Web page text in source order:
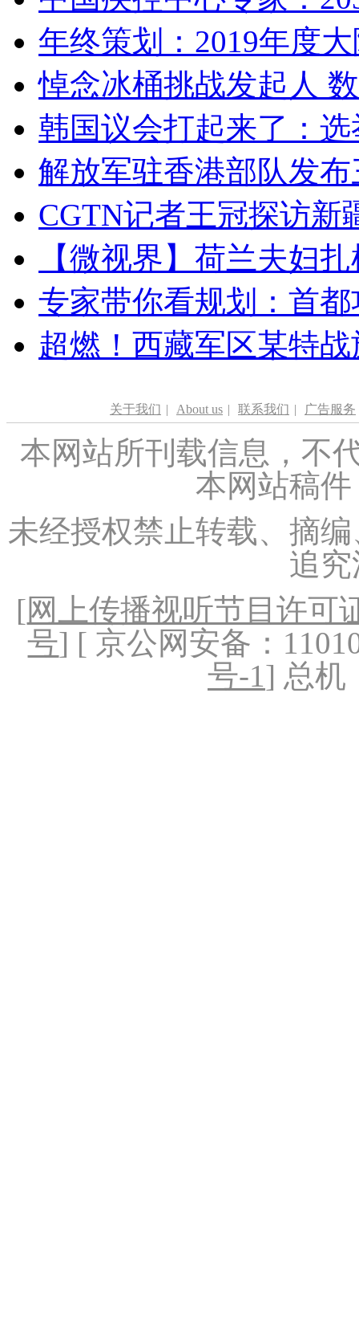
年终策划：2019年度
悼念冰桶挑战发起人
韩国议会打起来了：
解放军驻香港部队发
CGTN记者王冠探访新
【微视界】荷兰夫妇
专家带你看规划：首
超燃！西藏军区某特
关于我们 | About us | 联系我们 | 广告服务
本网站所刊载信息，不
本网站稿
未经授权禁止转载、摘
追
[网上传播视听节目许可
号] [ 京公网安备：
号-1] 总机